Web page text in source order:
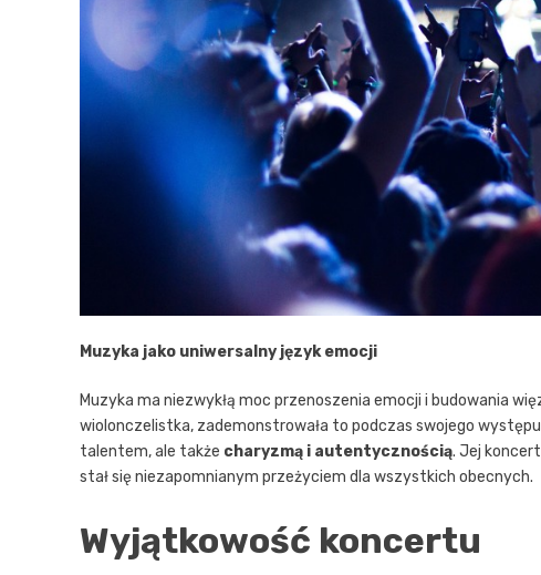
Muzyka jako uniwersalny język emocji
Muzyka ma niezwykłą moc przenoszenia emocji i budowania
wiolonczelistka, zademonstrowała to podczas swojego
talentem, ale także charyzmą i autentycznością. Jej
stał się niezapomnianym przeżyciem dla wszystkich obecnych.
Wyjątkowość koncertu